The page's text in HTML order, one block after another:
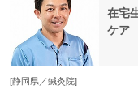
在宅
ケア
[静岡県／鍼灸院]